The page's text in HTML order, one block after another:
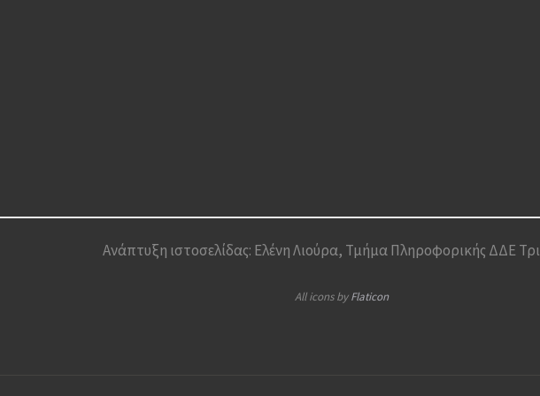
Ανάπτυξη ιστοσελίδας: Ελένη Λιούρα, Τμήμα Πληροφορικής ΔΔΕ
All icons byFlaticon